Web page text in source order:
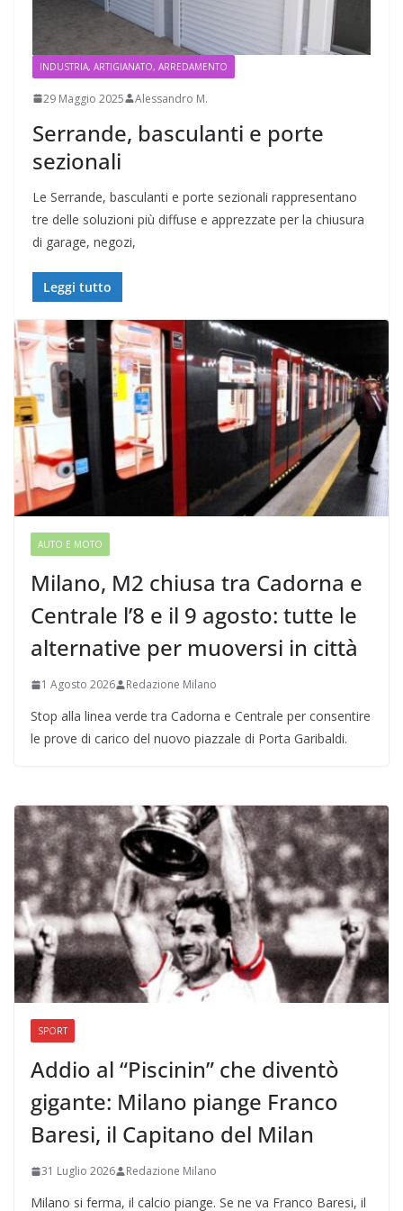
INDUSTRIA, ARTIGIANATO, ARREDAMENTO
29 Maggio 2025 Alessandro M.
Serrande, basculanti e porte
sezionali
Le Serrande, basculanti e porte sezionali rappresentano
tre delle soluzioni più diffuse e apprezzate per la chiusura
di garage, negozi,
Leggi tutto
AUTO E MOTO
Milano, M2 chiusa tra Cadorna e
Centrale l’8 e il 9 agosto: tutte le
alternative per muoversi in città
1 Agosto 2026 Redazione Milano
Stop alla linea verde tra Cadorna e Centrale per consentire
le prove di carico del nuovo piazzale di Porta Garibaldi.
SPORT
Addio al “Piscinin” che diventò
gigante: Milano piange Franco
Baresi, il Capitano del Milan
31 Luglio 2026 Redazione Milano
Milano si ferma, il calcio piange. Se ne va Franco Baresi, il